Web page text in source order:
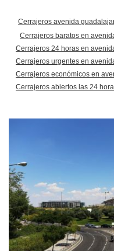
Cerrajeros avenida
Cerrajeros baratos en
Cerrajeros 24 horas en
Cerrajeros urgentes en
Cerrajeros económicos en
Cerrajeros abiertos las 24